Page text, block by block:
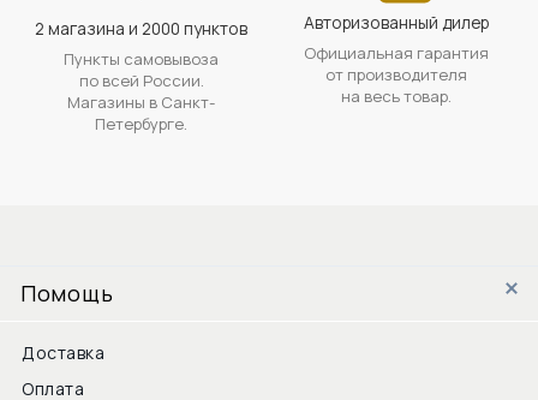
2 магазина и 2000 пунктов
Пункты самовывоза
по всей России.
Магазины в Санкт-
Петербурге.
Авторизованный дилер
Официальная гарантия
от производителя
на весь товар.
Помощь
Доставка
Оплата